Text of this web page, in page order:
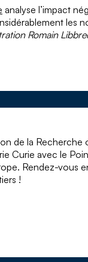
analyse l’impact
les
Romain
de la Recherche
Curie avec le
Rendez-vous
!